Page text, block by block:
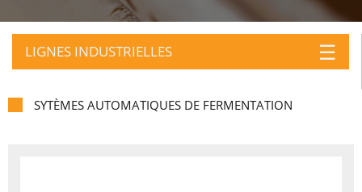
LIGNES INDUSTRIELLES ☰
SYTÈMES AUTOMATIQUES DE FERMENTATION